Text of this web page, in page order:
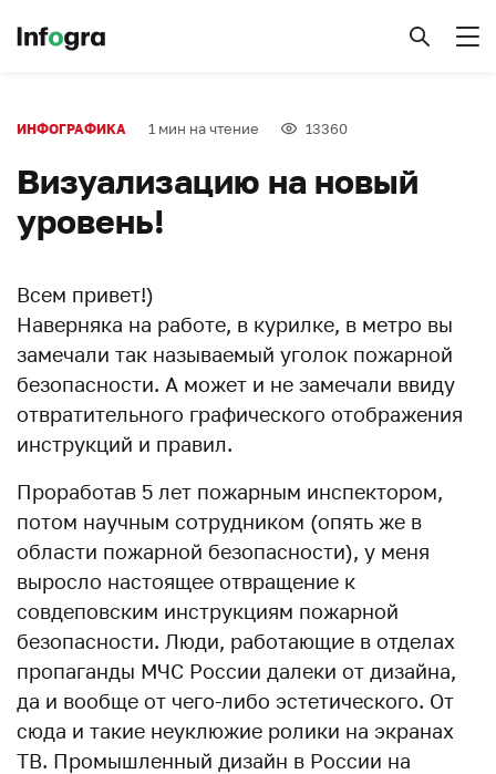
ИНФОГРАФИКА 1 мин на чтение 13360
Визуализацию на новый
уровень!
Всем привет!)
Наверняка на работе, в курилке, в метро вы
замечали так называемый уголок пожарной
безопасности. А может и не замечали ввиду
отвратительного графического отображения
инструкций и правил.
Проработав 5 лет пожарным инспектором,
потом научным сотрудником (опять же в
области пожарной безопасности), у меня
выросло настоящее отвращение к
совдеповским инструкциям пожарной
безопасности. Люди, работающие в отделах
пропаганды МЧС России далеки от дизайна,
да и вообще от чего-либо эстетического. От
сюда и такие неуклюжие ролики на экранах
ТВ. Промышленный дизайн в России на